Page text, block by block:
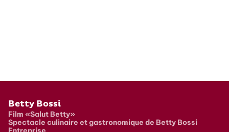
Pied de page
Betty Bossi
Film «Salut Betty»
Spectacle culinaire et gastronomique de Betty Bossi